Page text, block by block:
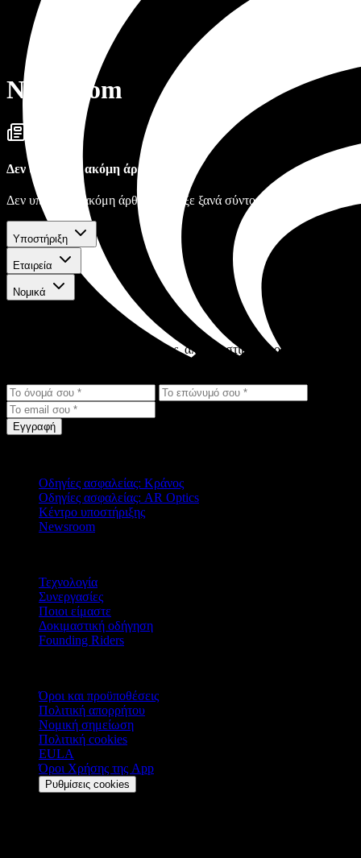
Newsroom
Δεν υπάρχουν ακόμη άρθρα
Δεν υπάρχουν ακόμη άρθρα. Έλεγξε ξανά σύντομα.
Υποστήριξη
Εταιρεία
Νομικά
Λάβε τις τελευταίες ενημερώσεις, αποκλειστικές προσφορές και
Εγγραφή
Οδηγίες ασφαλείας: Κράνος
Οδηγίες ασφαλείας: AR Optics
Κέντρο υποστήριξης
Newsroom
Τεχνολογία
Συνεργασίες
Ποιοι είμαστε
Δοκιμαστική οδήγηση
Founding Riders
Όροι και προϋποθέσεις
Πολιτική απορρήτου
Νομική σημείωση
Πολιτική cookies
EULA
Όροι Χρήσης της App
Ρυθμίσεις cookies